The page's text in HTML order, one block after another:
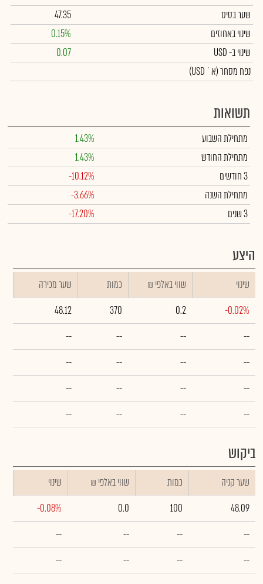
שער בסיס
47.35
שינוי באחוזים
0.15%
שינויב- USD
0.07
נפח מסחר(א` USD)
תשואות
מתחילת השבוע
1.43%
מתחילת החודש
1.43%
3 חודשים
-10.12%
מתחילת השנה
-3.66%
3 שנים
-17.20%
היצע
שינוי ₪ שווי באלפי כמות
שער מכירה
-0.02%
0.2
370
48.12
--
--
--
--
--
--
--
--
--
--
--
--
--
--
--
--
ביקוש
שער קניה כמות ₪ שווי באלפי
שינוי
48.09
100
0.0
-0.08%
--
--
--
--
--
--
--
--